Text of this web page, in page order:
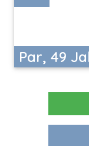
Par, 49